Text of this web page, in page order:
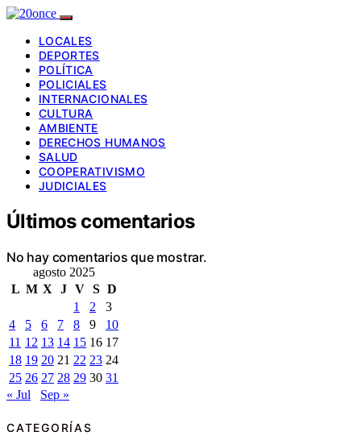
LOCALES
DEPORTES
POLÍTICA
POLICIALES
INTERNACIONALES
CULTURA
AMBIENTE
DERECHOS HUMANOS
SALUD
COOPERATIVISMO
JUDICIALES
Últimos comentarios
No hay comentarios que mostrar.
agosto 2025
L M X J V S D
1
2
3
4
5 6 7 8 9
10
11 12 13 14 15 16 17
18 19 20 21 22 23 24
25 26 27 28 29 30 31
« Jul
Sep »
CATEGORÍAS